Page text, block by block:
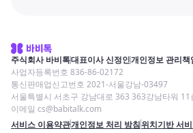
주식회사 바비톡대표이사 신정인개인정보 관리책
사업자등록번호 836-86-02172
통신판매업신고번호 2021-서울강남-03497
서울특별시 서초구 강남대로 363 363강남타워 11
이메일 cs@babitalk.com
서비스 이용약관개인정보 처리 방침위치기반 서